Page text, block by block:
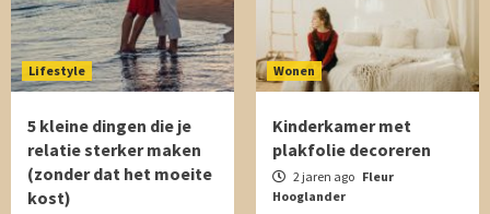
Lifestyle
5 kleine dingen die je
relatie sterker maken
(zonder dat het moeite
kost)
Wonen
Kinderkamer met
plakfolie decoreren
2 jaren ago Fleur
Hooglander